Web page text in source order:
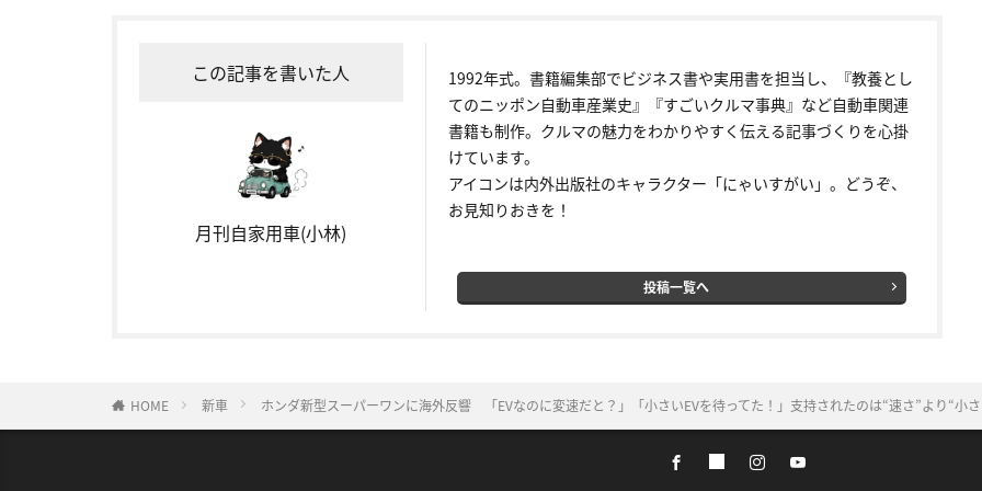
この記事を書いた人
月刊自家用車(小林)
1992年式。書籍編集部でビジネス書や実用書を担当し、『教養とし
てのニッポン自動車産業史』『すごいクルマ事典』など自動車関連
書籍も制作。クルマの魅力をわかりやすく伝える記事づくりを心掛
けています。
アイコンは内外出版社のキャラクター「にゃいすがい」。どうぞ、
お見知りおきを！
投稿一覧へ
HOME 新車 ホンダ新型スーパーワンに海外反響 「EVなのに変速だと？」「小さいEVを待ってた！」支持されたのは“速さ”より“小